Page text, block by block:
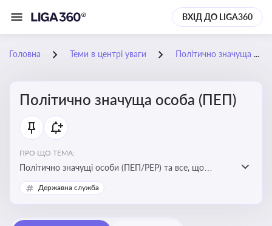
ВХІД ДО LIGA360
Головна Теми в центрі уваги Політично значуща особа (ПЕП)
Політично значуща особа (ПЕП)
ПРО ЩО ТЕМА:
Політично значущі особи (ПЕП/PEP) та все, що
стосується їх статусу
Державна служба